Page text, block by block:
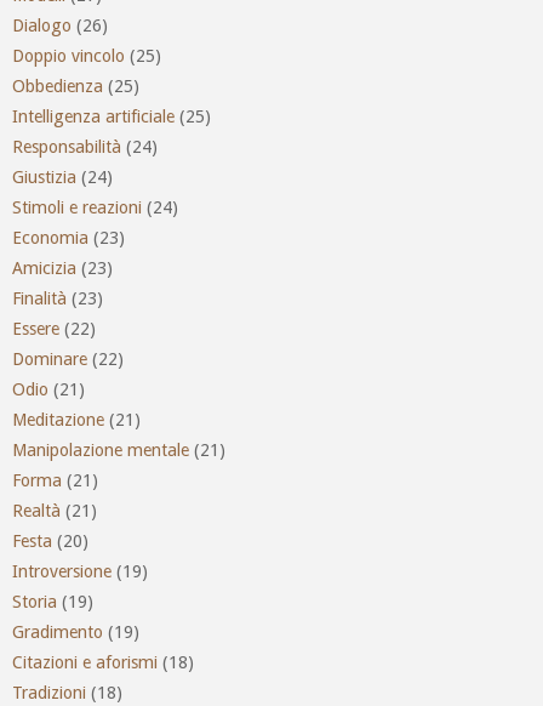
Dialogo (26)
Doppio vincolo (25)
Obbedienza (25)
Intelligenza artificiale (25)
Responsabilità (24)
Giustizia (24)
Stimoli e reazioni (24)
Economia (23)
Amicizia (23)
Finalità (23)
Essere (22)
Dominare (22)
Odio (21)
Meditazione (21)
Manipolazione mentale (21)
Forma (21)
Realtà (21)
Festa (20)
Introversione (19)
Storia (19)
Gradimento (19)
Citazioni e aforismi (18)
Tradizioni (18)